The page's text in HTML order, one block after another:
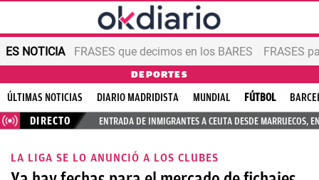
ES NOTICIA FRASES que decimos en los BARES FRASES
DEPORTES
ÚLTIMAS NOTICIAS DIARIO MADRIDISTA MUNDIAL FÚTBOL
DIRECTO
ENTRADA DE INMIGRANTES A CEUTA DESDE MARRUECOS,
LA LIGA SE LO ANUNCIÓ A LOS CLUBES